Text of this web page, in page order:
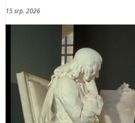
15 srp. 2026